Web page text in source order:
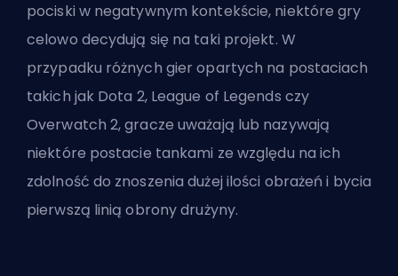
pociski w negatywnym kontekście, niektóre gry
celowo decydują się na taki projekt. W
przypadku różnych gier opartych na postaciach
takich jak Dota 2, League of Legends czy
Overwatch 2, gracze uważają lub nazywają
niektóre postacie tankami ze względu na ich
zdolność do znoszenia dużej ilości obrażeń i bycia
pierwszą linią obrony drużyny.